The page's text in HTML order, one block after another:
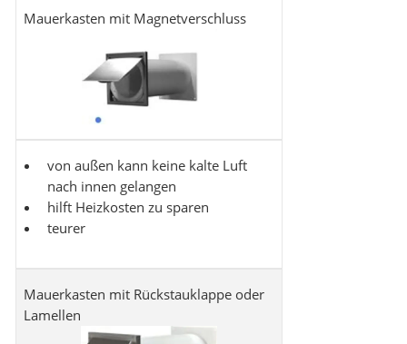
Mauerkasten mit Magnetverschluss
von außen kann keine kalte Luft
nach innen gelangen
hilft Heizkosten zu sparen
teurer
Mauerkasten mit Rückstauklappe oder
Lamellen